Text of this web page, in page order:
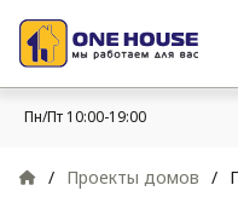
Пн/Пт 10:00-19:00
/ Проекты домов /